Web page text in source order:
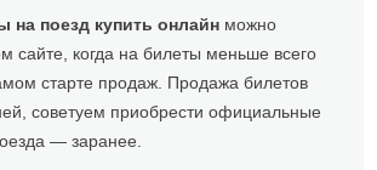
поезд купить онлайн можно
сайте, когда на билеты меньше всего
старте продаж. Продажа билетов
советуем приобрести официальные
— заранее.